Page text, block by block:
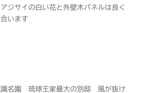
アジサイの白い花と外壁木パネルは良く
合います
識名園 琉球王家最大の別邸 風が抜け